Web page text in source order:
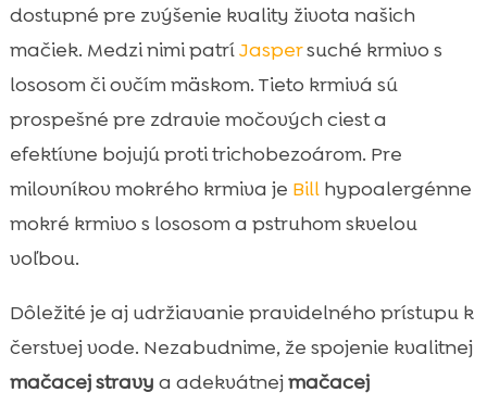
dostupné pre zvýšenie kvality života našich
mačiek. Medzi nimi patríJaspersuché krmivo s
lososom či ovčím mäskom. Tieto krmivá sú
prospešné pre zdravie močových ciest a
efektívne bojujú proti trichobezoárom. Pre
milovníkov mokrého krmiva je Billhypoalergénne
mokré krmivo s lososom a pstruhom skvelou
voľbou.
Dôležité je aj udržiavanie pravidelného prístupu k
čerstvej vode. Nezabudnime, že spojenie kvalitnej
mačacej stravy a adekvátnejmačacej